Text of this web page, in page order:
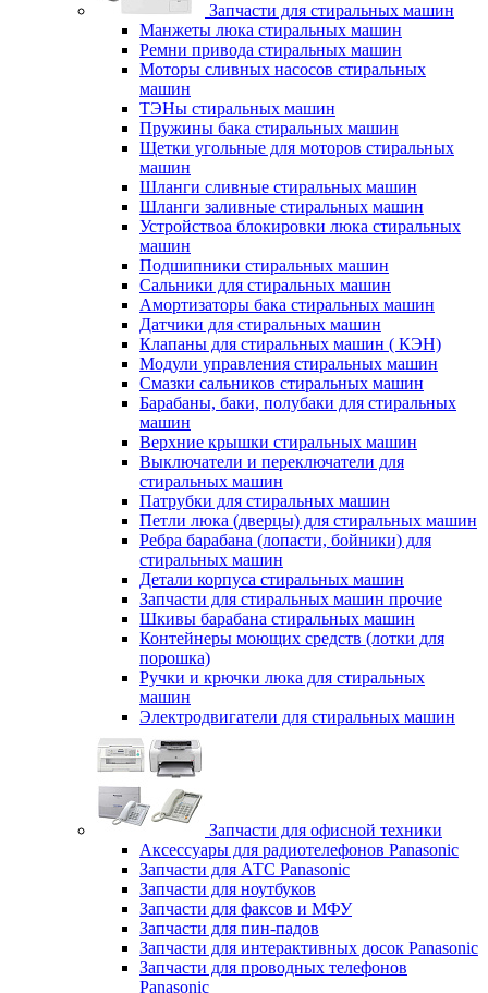
Запчасти для стиральных машин
Манжеты люка стиральных машин
Ремни привода стиральных машин
Моторы сливных насосов стиральных
машин
ТЭНы стиральных машин
Пружины бака стиральных машин
Щетки угольные для моторов стиральных
машин
Шланги сливные стиральных машин
Шланги заливные стиральных машин
Устройствоа блокировки люка стиральных
машин
Подшипники стиральных машин
Сальники для стиральных машин
Амортизаторы бака стиральных машин
Датчики для стиральных машин
Клапаны для стиральных машин ( КЭН)
Модули управления стиральных машин
Смазки сальников стиральных машин
Барабаны, баки, полубаки для стиральных
машин
Верхние крышки стиральных машин
Выключатели и переключатели для
стиральных машин
Патрубки для стиральных машин
Петли люка (дверцы) для стиральных машин
Ребра барабана (лопасти, бойники) для
стиральных машин
Детали корпуса стиральных машин
Запчасти для стиральных машин прочие
Шкивы барабана стиральных машин
Контейнеры моющих средств (лотки для
порошка)
Ручки и крючки люка для стиральных
машин
Электродвигатели для стиральных машин
Запчасти для офисной техники
Аксессуары для радиотелефонов Panasonic
Запчасти для АТС Panasonic
Запчасти для ноутбуков
Запчасти для факсов и МФУ
Запчасти для пин-падов
Запчасти для интерактивных досок Panasonic
Запчасти для проводных телефонов
Panasonic